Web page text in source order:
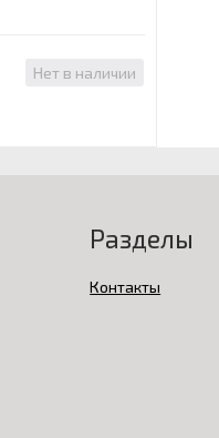
Нет в наличии
Разделы
Контакты